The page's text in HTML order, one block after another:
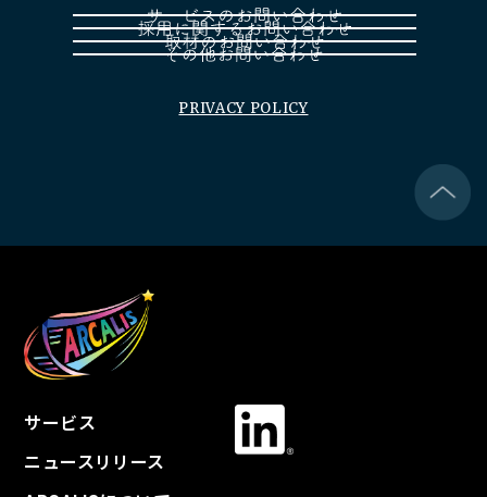
PRIVACY POLICY
サービス
ニュースリリース